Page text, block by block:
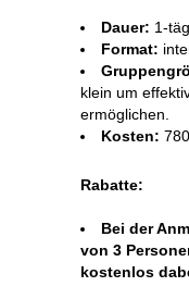
Dauer: 1-
Format:
klein um
ermöglichen.
Kosten:
Rabatte:
Bei der
von 3
kostenlos